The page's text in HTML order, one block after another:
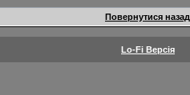
Повернутися назад
Lo-Fi Версія